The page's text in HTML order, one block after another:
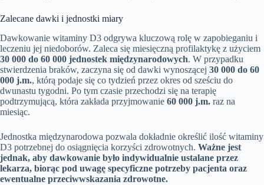
Zalecane dawki i jednostki miary
Dawkowanie witaminy D3 odgrywa kluczową rolę w zapobieganiu i
leczeniu jej niedoborów. Zaleca się miesięczną profilaktykę z użyciem
30 000 do 60 000 jednostek międzynarodowych. W przypadku
stwierdzenia braków, zaczyna się od dawki wynoszącej 30 000 do 60
000 j.m., którą podaje się co tydzień przez okres od sześciu do
dwunastu tygodni. Po tym czasie przechodzi się na terapię
podtrzymującą, która zakłada przyjmowanie 60 000 j.m. raz na
miesiąc.
Jednostka międzynarodowa pozwala dokładnie określić ilość witaminy
D3 potrzebnej do osiągnięcia korzyści zdrowotnych. Ważne jest
jednak, aby dawkowanie było indywidualnie ustalane przez
lekarza, biorąc pod uwagę specyficzne potrzeby pacjenta oraz
ewentualne przeciwwskazania zdrowotne.